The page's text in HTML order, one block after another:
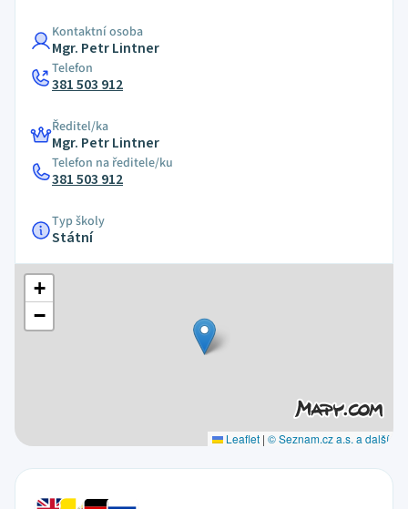
Kontaktní osoba
Mgr. Petr Lintner
Telefon
381 503 912
Ředitel/ka
Mgr. Petr Lintner
Telefon na ředitele/ku
381 503 912
Typ školy
Státní
+
−
Leaflet | © Seznam.cz a.s. a další